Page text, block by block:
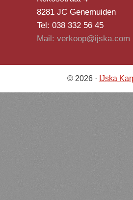
8281 JC Genemuiden
Tel: 038 332 56 45
Mail: verkoop@ijska.com
© 2026 · IJska